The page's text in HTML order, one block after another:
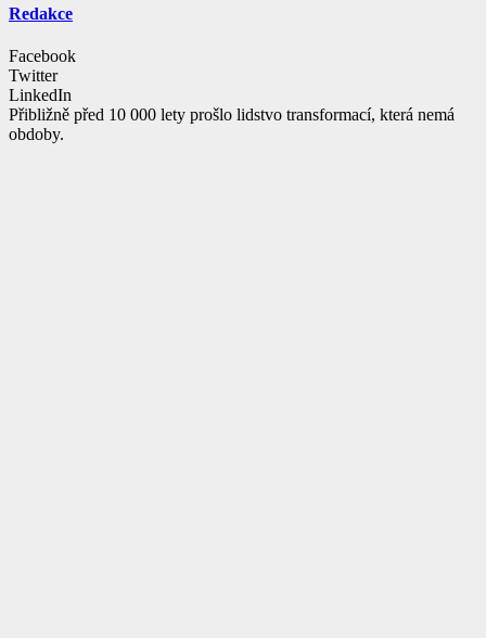
Redakce
Facebook
Twitter
LinkedIn
Přibližně před 10 000 lety prošlo lidstvo transformací, která nemá
obdoby.